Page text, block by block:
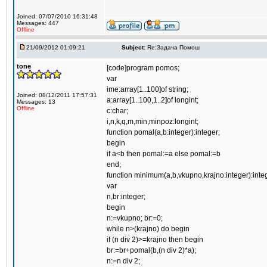
Joined: 07/07/2010 16:31:48
Messages: 447
Offline
21/09/2012 01:09:21 Subject: Re:Задача Помош
tone
Joined: 08/12/2011 17:57:31
Messages: 13
Offline
[code]program pomos;
var
ime:array[1..100]of string;
a:array[1..100,1..2]of longint;
c:char;
i,n,k,q,m,min,minpoz:longint;
function pomal(a,b:integer):integer;
begin
if a<b then pomal:=a else pomal:=b
end;
function
var
n,br:integer;
begin
n:=vkupno; br:=0;
while n>(krajno) do begin
if (n div 2)>=krajno then begin
br:=br+pomal(b,(n div 2)*a);
n:=n div 2;